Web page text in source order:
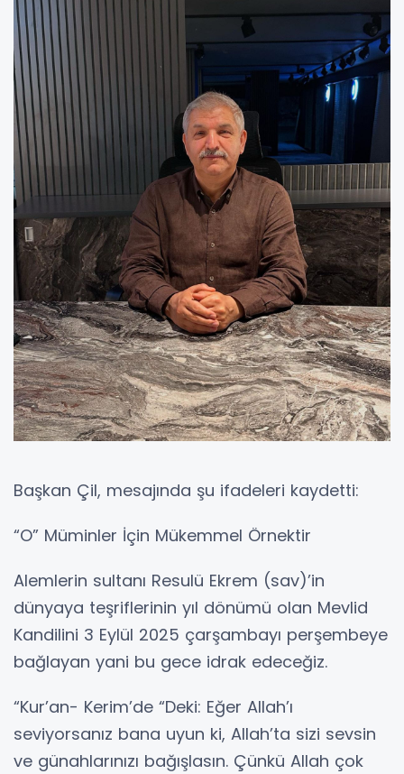
Başkan Çil, mesajında şu ifadeleri kaydetti:
“O” Müminler İçin Mükemmel Örnektir
Alemlerin sultanı Resulü Ekrem (sav)’in
dünyaya teşriflerinin yıl dönümü olan Mevlid
Kandilini 3 Eylül 2025 çarşambayı perşembeye
bağlayan yani bu gece idrak edeceğiz.
“Kur’an- Kerim’de “Deki: Eğer Allah’ı
seviyorsanız bana uyun ki, Allah’ta sizi sevsin
ve günahlarınızı bağışlasın. Çünkü Allah çok